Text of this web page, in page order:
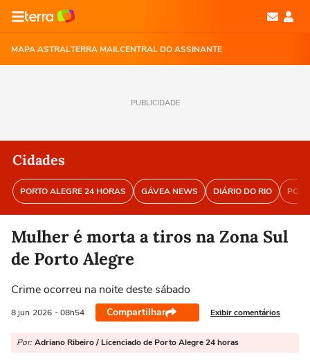
MAPA ASTRALTERRA MAILCENTRAL DO ASSINANTE
PUBLICIDADE
Cidades
PORTO ALEGRE 24 HORAS GÁVEA NEWS DIÁRIO DO RIO
Mulher é morta a tiros na Zona Sul
de Porto Alegre
Crime ocorreu na noite deste sábado
8 jun 2026 - 08h54 Compartilhar Exibir comentários
Por: Adriano Ribeiro / Licenciado de Porto Alegre 24 horas